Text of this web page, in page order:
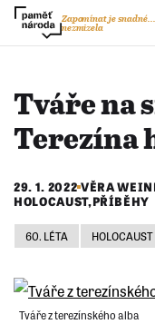
Zapomínat je
nezmizela
Tváře na
Terezína
29. 1. 2022 VĚRA
HOLOCAUST,PŘÍBĚHY
60. LÉTA HOLOCAUST
Tváře z terezínského alba